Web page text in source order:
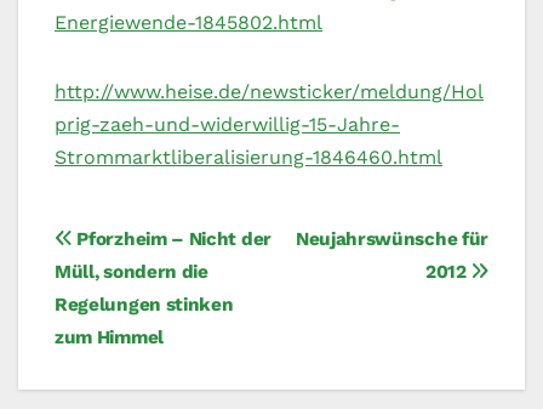
Energiewende-1845802.html
http://www.heise.de/newsticker/meldung/Hol
prig-zaeh-und-widerwillig-15-Jahre-
Strommarktliberalisierung-1846460.html
Beitragsnavigation
Neujahrswünsche für
2012
Pforzheim – Nicht der
Müll, sondern die
Regelungen stinken
zum Himmel